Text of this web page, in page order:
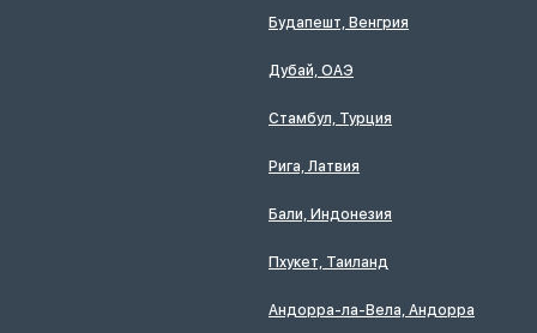
Будапешт, Венгрия
Дубай, ОАЭ
Стамбул, Турция
Рига, Латвия
Бали, Индонезия
Пхукет, Таиланд
Андорра-ла-Вела, Андорра